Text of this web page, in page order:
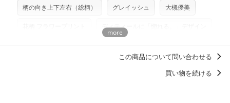
注意ください。型紙自体の転用・販売および型紙を使用して
商用利用についての詳細はこちら
柄の向き上下左右（総柄） グレイッシュ 大槻優美
ディティールに「惚れる。」デザイン
この商品について問い合わせる
買い物を続ける